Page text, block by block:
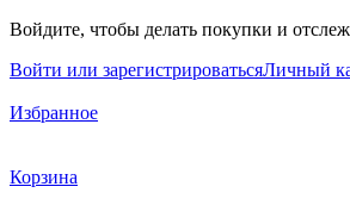
Войдите, чтобы делать покупки и
Войти или зарегистрироватьсяЛичный
Избранное
Корзина